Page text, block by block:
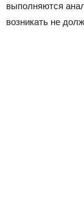
выполняются
возникать не